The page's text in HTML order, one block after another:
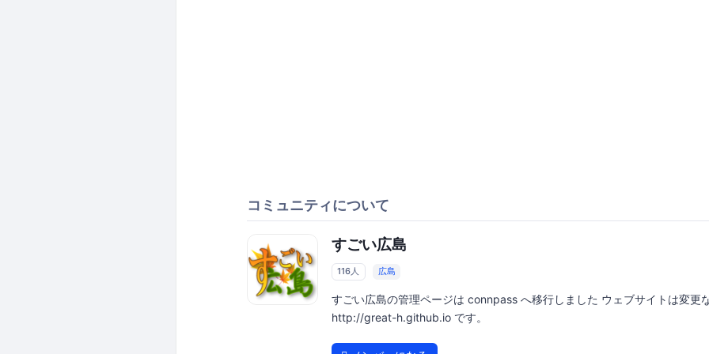
コミュニティについて
すごい広島
116人 広島
すごい広島の管理ページは connpass へ移行しました ウェブサイトは変更
http://great-h.github.io です。